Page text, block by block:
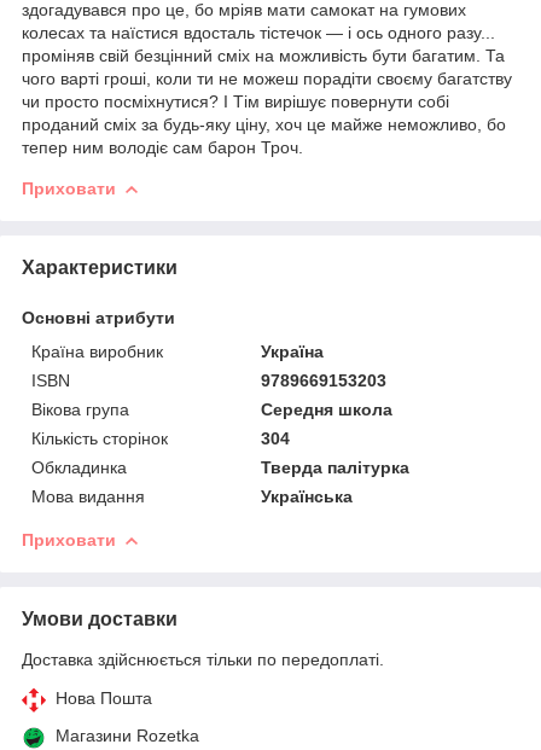
здогадувався про це, бо мріяв мати самокат на гумових
колесах та наїстися вдосталь тістечок ― і ось одного разу...
проміняв свій безцінний сміх на можливість бути багатим. Та
чого варті гроші, коли ти не можеш порадіти своєму багатству
чи просто посміхнутися? І Тім вирішує повернути собі
проданий сміх за будь-яку ціну, хоч це майже неможливо, бо
тепер ним володіє сам барон Троч.
Приховати
Характеристики
Основні атрибути
Країна виробник
Україна
ISBN
9789669153203
Вікова група
Середня школа
Кількість сторінок
304
Обкладинка
Тверда палітурка
Мова видання
Українська
Приховати
Умови доставки
Доставка здійснюється тільки по передоплаті.
Нова Пошта
Магазини Rozetka